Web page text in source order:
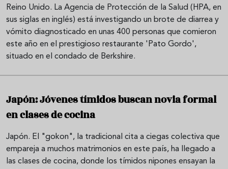
Reino Unido. La Agencia de Protección de la Salud (HPA, en
sus siglas en inglés) está investigando un brote de diarrea y
vómito diagnosticado en unas 400 personas que comieron
este año en el prestigioso restaurante 'Pato Gordo',
situado en el condado de Berkshire.
Japón: Jóvenes tímidos buscan novia formal
en clases de cocina
Japón. El "gokon", la tradicional cita a ciegas colectiva que
empareja a muchos matrimonios en este país, ha llegado a
las clases de cocina, donde los tímidos nipones ensayan la